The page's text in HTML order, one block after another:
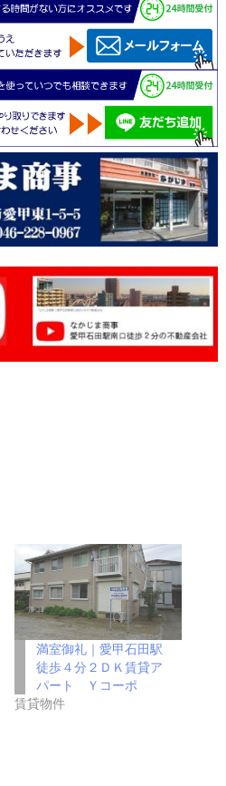
満室御礼｜愛甲石田駅
徒歩４分２ＤＫ賃貸ア
パート Ｙコーポ
賃貸物件